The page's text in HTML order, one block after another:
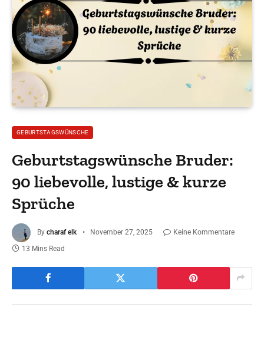
GEBURTSTAGSWÜNSCHE
Geburtstagswünsche Bruder:
90 liebevolle, lustige & kurze
Sprüche
By charaf elk November 27, 2025
Keine Kommentare
13 Mins Read